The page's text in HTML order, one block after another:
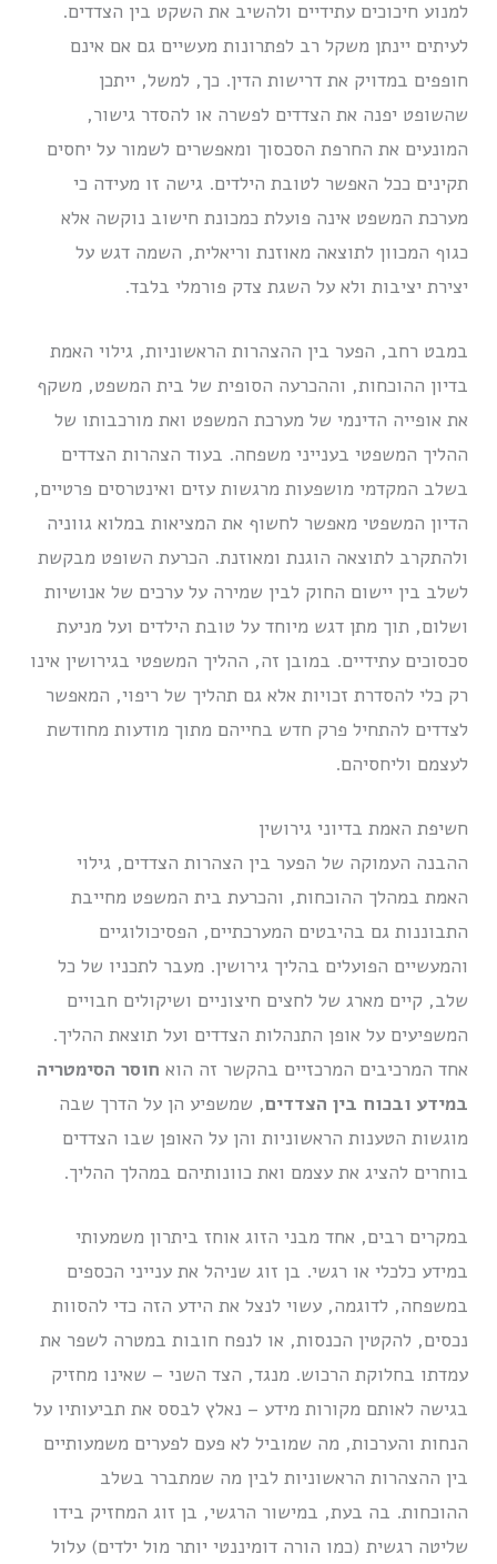
למנוע חיכוכים עתידיים ולהשיב את השקט בין הצדדים.
לעיתים יינתן משקל רב לפתרונות מעשיים גם אם אינם
חופפים במדויק את דרישות הדין. כך, למשל, ייתכן
שהשופט יפנה את הצדדים לפשרה או להסדר גישור,
המונעים את החרפת הסכסוך ומאפשרים לשמור על יחסים
תקינים ככל האפשר לטובת הילדים. גישה זו מעידה כי
מערכת המשפט אינה פועלת כמכונת חישוב נוקשה אלא
כגוף המכוון לתוצאה מאוזנת וריאלית, השמה דגש על
יצירת יציבות ולא על השגת צדק פורמלי בלבד.
במבט רחב, הפער בין ההצהרות הראשוניות, גילוי האמת
בדיון ההוכחות, וההכרעה הסופית של בית המשפט, משקף
את אופייה הדינמי של מערכת המשפט ואת מורכבותו של
ההליך המשפטי בענייני משפחה. בעוד הצהרות הצדדים
בשלב המקדמי מושפעות מרגשות עזים ואינטרסים פרטיים,
הדיון המשפטי מאפשר לחשוף את המציאות במלוא גווניה
ולהתקרב לתוצאה הוגנת ומאוזנת. הכרעת השופט מבקשת
לשלב בין יישום החוק לבין שמירה על ערכים של אנושיות
ושלום, תוך מתן דגש מיוחד על טובת הילדים ועל מניעת
סכסוכים עתידיים. במובן זה, ההליך המשפטי בגירושין אינו
רק כלי להסדרת זכויות אלא גם תהליך של ריפוי, המאפשר
לצדדים להתחיל פרק חדש בחייהם מתוך מודעות מחודשת
לעצמם וליחסיהם.
חשיפת האמת בדיוני גירושין
ההבנה העמוקה של הפער בין הצהרות הצדדים, גילוי
האמת במהלך ההוכחות, והכרעת בית המשפט מחייבת
התבוננות גם בהיבטים המערכתיים, הפסיכולוגיים
והמעשיים הפועלים בהליך גירושין. מעבר לתכניו של כל
שלב, קיים מארג של לחצים חיצוניים ושיקולים חבויים
המשפיעים על אופן התנהלות הצדדים ועל תוצאת ההליך.
אחד המרכיבים המרכזיים בהקשר זה הוא חוסר הסימטריה
במידע ובכוח בין הצדדים, שמשפיע הן על הדרך שבה
מוגשות הטענות הראשוניות והן על האופן שבו הצדדים
בוחרים להציג את עצמם ואת כוונותיהם במהלך ההליך.
במקרים רבים, אחד מבני הזוג אוחז ביתרון משמעותי
במידע כלכלי או רגשי. בן זוג שניהל את ענייני הכספים
במשפחה, לדוגמה, עשוי לנצל את הידע הזה כדי להסוות
נכסים, להקטין הכנסות, או לנפח חובות במטרה לשפר את
עמדתו בחלוקת הרכוש. מנגד, הצד השני – שאינו מחזיק
בגישה לאותם מקורות מידע – נאלץ לבסס את תביעותיו על
הנחות והערכות, מה שמוביל לא פעם לפערים משמעותיים
בין ההצהרות הראשוניות לבין מה שמתברר בשלב
ההוכחות. בה בעת, במישור הרגשי, בן זוג המחזיק בידו
שליטה רגשית (כמו הורה דומיננטי יותר מול ילדים) עלול